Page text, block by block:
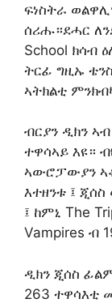
ፍነስትራ
ሰሪሑ።ደሓር
School ክሳብ
ትርፊ ግዚኡ
ኣትክልቲ
ብርያን ዲክን
ተዋሳኣይ እዩ።
ኣውሮፓውያን
እተዘንቱ ፤
፤ ከምኒ The
Vampires ብ
ዲክን ጂሰስ
263 ተዋሳእቲ